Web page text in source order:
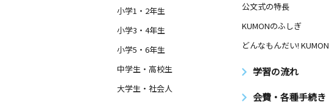
小学1・2年生
小学3・4年生
小学5・6年生
中学生・高校生
大学生・社会人
公文式の特長
KUMONのふしぎ
どんなもんだい! KUMON
学習の流れ
会費・各種手続き